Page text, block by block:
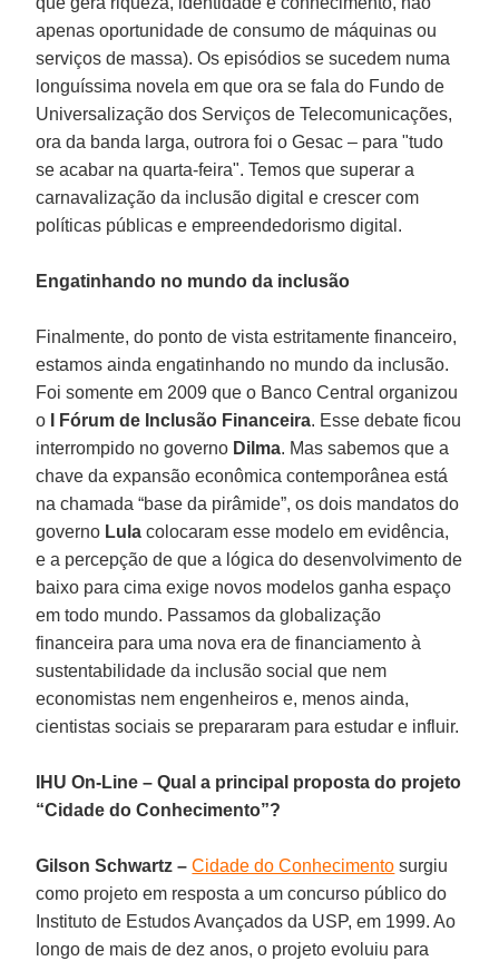
apenas oportunidade de consumo de máquinas ou
serviços de massa). Os episódios se sucedem numa
longuíssima novela em que ora se fala do Fundo de
Universalização dos Serviços de Telecomunicações,
ora da banda larga, outrora foi o Gesac – para "tudo
se acabar na quarta-feira". Temos que superar a
carnavalização da inclusão digital e crescer com
políticas públicas e empreendedorismo digital.
Engatinhando no mundo da inclusão
Finalmente, do ponto de vista estritamente financeiro,
estamos ainda engatinhando no mundo da inclusão.
Foi somente em 2009 que o Banco Central organizou
o
I Fórum de Inclusão Financeira. Esse debate ficou
interrompido no governo Dilma. Mas sabemos que a
chave da expansão econômica contemporânea está
na chamada “base da pirâmide”, os dois mandatos do
governo Lulacolocaram esse modelo em evidência,
e a percepção de que a lógica do desenvolvimento de
baixo para cima exige novos modelos ganha espaço
em todo mundo. Passamos da globalização
financeira para uma nova era de financiamento à
sustentabilidade da inclusão social que nem
economistas nem engenheiros e, menos ainda,
cientistas sociais se prepararam para estudar e influir.
IHU On-Line – Qual a principal proposta do projeto
“Cidade do Conhecimento”?
Gilson Schwartz – Cidade do Conhecimento surgiu
como projeto em resposta a um concurso público do
Instituto de Estudos Avançados da USP, em 1999. Ao
longo de mais de dez anos, o projeto evoluiu para